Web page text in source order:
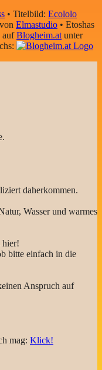
• Titelbild: Ecololo
Elmastudio • Etoshas
aufBlogheim.atunter
daherkommen.
Wasser und warmes
hier!
bitte einfach in die
Anspruch auf
mag: Klick!